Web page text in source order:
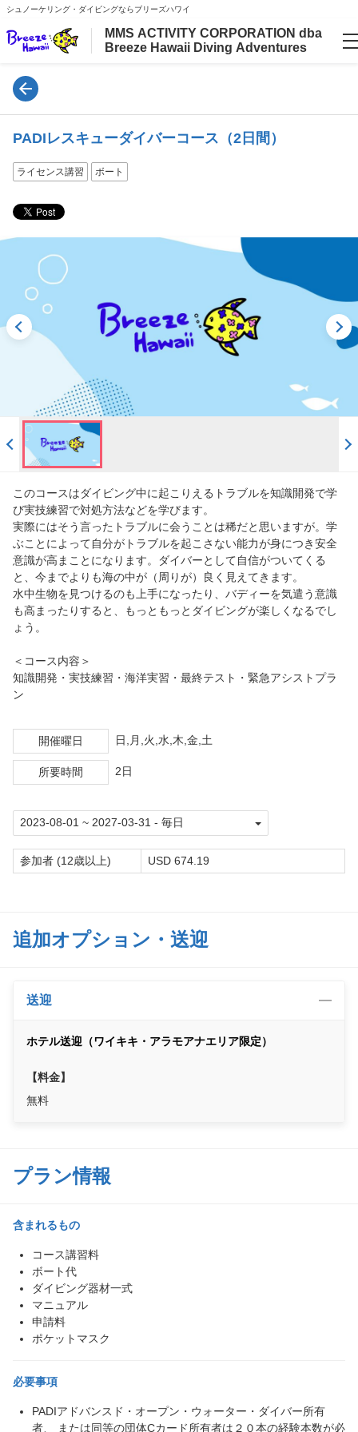
シュノーケリング・ダイビングならブリーズハワイ
MMS ACTIVITY CORPORATION dba
Breeze Hawaii Diving Adventures
言語
English
PADIレスキューダイバーコース（2日間）
ライセンス講習 ボート
このコースはダイビング中に起こりえるトラブルを知識開発で学
び実技練習で対処方法などを学びます。
実際にはそう言ったトラブルに会うことは稀だと思いますが。学
ぶことによって自分がトラブルを起こさない能力が身につき安全
意識が高まことになります。ダイバーとして自信がついてくる
と、今までよりも海の中が（周りが）良く見えてきます。
水中生物を見つけるのも上手になったり、バディーを気遣う意識
も高まったりすると、もっともっとダイビングが楽しくなるでし
ょう。
＜コース内容＞
知識開発・実技練習・海洋実習・最終テスト・緊急アシストプラ
ン
開催曜日 日,月,火,水,木,金,土
所要時間 2日
参加者 (12歳以上) USD 674.19
追加オプション・送迎
送迎
ホテル送迎（ワイキキ・アラモアナエリア限定）
【料金】
無料
プラン情報
含まれるもの
コース講習料
ボート代
ダイビング器材一式
マニュアル
申請料
ポケットマスク
必要事項
PADIアドバンスド・オープン・ウォーター・ダイバー所有
者、 または同等の団体Cカード所有者は２０本の経験本数が必